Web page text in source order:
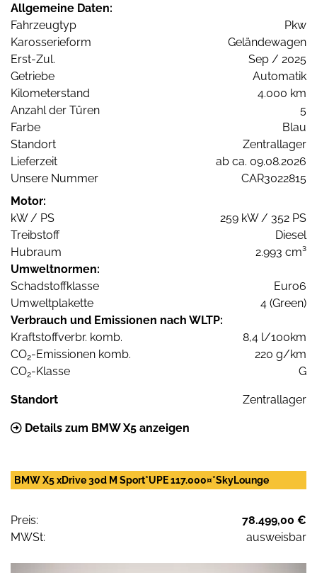
Allgemeine Daten:
Fahrzeugtyp
Pkw
Karosserieform
Geländewagen
Erst-Zul.
Sep / 2025
Getriebe
Automatik
Kilometerstand
4.000 km
Anzahl der Türen
5
Farbe
Blau
Standort
Zentrallager
Lieferzeit
ab ca. 09.08.2026
Unsere Nummer
CAR3022815
Motor:
kW / PS
259 kW / 352 PS
Treibstoff
Diesel
Hubraum
2.993 cm³
Umweltnormen:
Schadstoffklasse
Euro6
Umweltplakette
4 (Green)
Verbrauch und Emissionen nach WLTP:
Kraftstoffverbr. komb.
8,4 l/100km
CO2-Emissionen komb.
220 g/km
CO2-Klasse G
Standort Zentrallager
Details zum BMW X5 anzeigen
BMW X5 xDrive 30d M Sport*UPE 117.000¤*SkyLounge
Preis:
78.499,00 €
MWSt:
ausweisbar